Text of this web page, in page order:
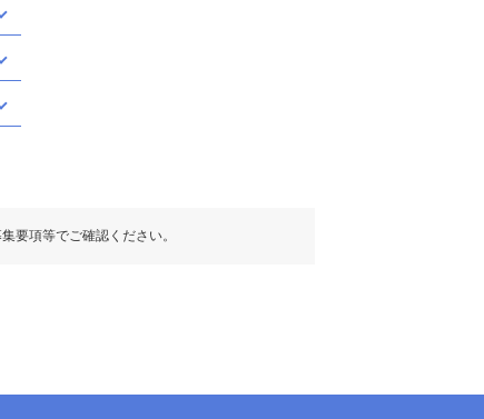
要項等でご確認ください。